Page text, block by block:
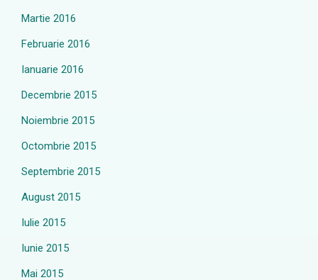
Martie 2016
Februarie 2016
Ianuarie 2016
Decembrie 2015
Noiembrie 2015
Octombrie 2015
Septembrie 2015
August 2015
Iulie 2015
Iunie 2015
Mai 2015